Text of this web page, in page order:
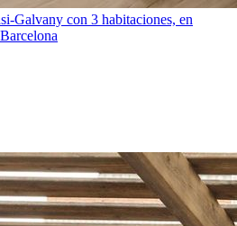
Galvany con 3 habitaciones, en